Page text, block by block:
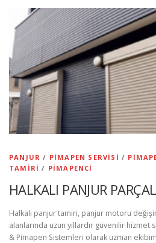
PANJUR / PIMAPEN SERVISI /
TAMIRI / PIMAPENCI
HALKALI PANJUR
Halkalı panjur tamiri, panjur motoru
alanlarında uzun yıllardır güvenilir hizmet
& Pimapen Sistemleri olarak uzman